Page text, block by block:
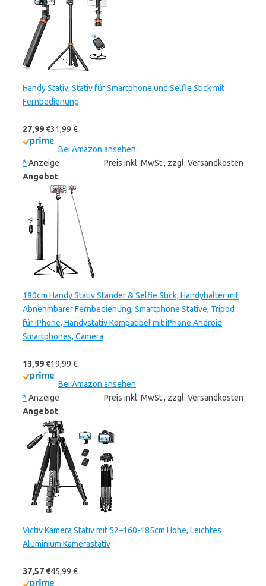
Handy Stativ, Stativ für Smartphone und Selfie Stick mit
Fernbedienung
27,99 €31,99 €
Bei Amazon ansehen
* Anzeige
Preis inkl. MwSt., zzgl. Versandkosten
Angebot
180cm Handy Stativ Ständer & Selfie Stick, Handyhalter mit
Abnehmbarer Fernbedienung, Smartphone Stative, Tripod
für iPhone, Handystativ Kompatibel mit iPhone Android
Smartphones, Camera
13,99 €19,99 €
Bei Amazon ansehen
* Anzeige
Preis inkl. MwSt., zzgl. Versandkosten
Angebot
Victiv Kamera Stativ mit 52–160-185cm Höhe, Leichtes
Aluminium Kamerastativ
37,57 €45,99 €